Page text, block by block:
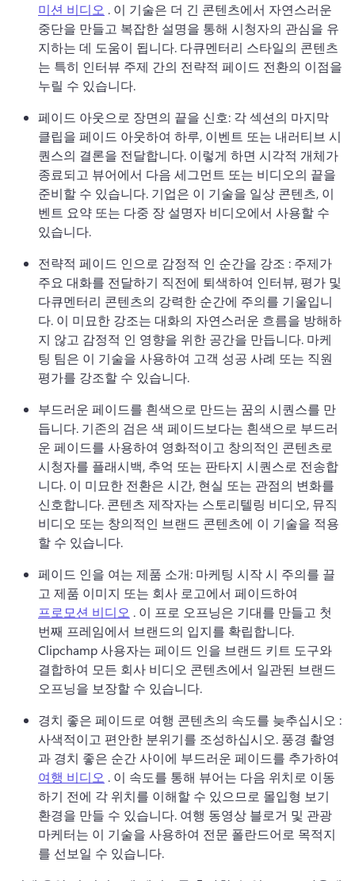
미션 비디오 . 이 기술은 더 긴 콘텐츠에서 자연스러운
중단을 만들고 복잡한 설명을 통해 시청자의 관심을 유
지하는 데 도움이 됩니다. 다큐멘터리 스타일의 콘텐츠
는 특히 인터뷰 주제 간의 전략적 페이드 전환의 이점을
누릴 수 있습니다.
페이드 아웃으로 장면의 끝을 신호: 각 섹션의 마지막
클립을 페이드 아웃하여 하루, 이벤트 또는 내러티브 시
퀀스의 결론을 전달합니다. 이렇게 하면 시각적 개체가
종료되고 뷰어에서 다음 세그먼트 또는 비디오의 끝을
준비할 수 있습니다. 기업은 이 기술을 일상 콘텐츠, 이
벤트 요약 또는 다중 장 설명자 비디오에서 사용할 수
있습니다.
전략적 페이드 인으로 감정적 인 순간을 강조 : 주제가
주요 대화를 전달하기 직전에 퇴색하여 인터뷰, 평가 및
다큐멘터리 콘텐츠의 강력한 순간에 주의를 기울입니
다. 이 미묘한 강조는 대화의 자연스러운 흐름을 방해하
지 않고 감정적 인 영향을 위한 공간을 만듭니다. 마케
팅 팀은 이 기술을 사용하여 고객 성공 사례 또는 직원
평가를 강조할 수 있습니다.
부드러운 페이드를 흰색으로 만드는 꿈의 시퀀스를 만
듭니다. 기존의 검은 색 페이드보다는 흰색으로 부드러
운 페이드를 사용하여 영화적이고 창의적인 콘텐츠로
시청자를 플래시백, 추억 또는 판타지 시퀀스로 전송합
니다. 이 미묘한 전환은 시간, 현실 또는 관점의 변화를
신호합니다. 콘텐츠 제작자는 스토리텔링 비디오, 뮤직
비디오 또는 창의적인 브랜드 콘텐츠에 이 기술을 적용
할 수 있습니다.
페이드 인을 여는 제품 소개: 마케팅 시작 시 주의를 끌
고 제품 이미지 또는 회사 로고에서 페이드하여
프로모션 비디오 . 이 프로 오프닝은 기대를 만들고 첫
Clipchamp 사용자는 페이드 인을 브랜드 키트 도구와
결합하여 모든 회사 비디오 콘텐츠에서 일관된 브랜드
오프닝을 보장할 수 있습니다.
경치 좋은 페이드로 여행 콘텐츠의 속도를 늦추십시오 :
사색적이고 편안한 분위기를 조성하십시오. 풍경 촬영
과 경치 좋은 순간 사이에 부드러운 페이드를 추가하여
여행 비디오 . 이 속도를 통해 뷰어는 다음 위치로 이동
하기 전에 각 위치를 이해할 수 있으므로 몰입형 보기
환경을 만들 수 있습니다. 여행 동영상 블로거 및 관광
마케터는 이 기술을 사용하여 전문 폴란드어로 목적지
를 선보일 수 있습니다.